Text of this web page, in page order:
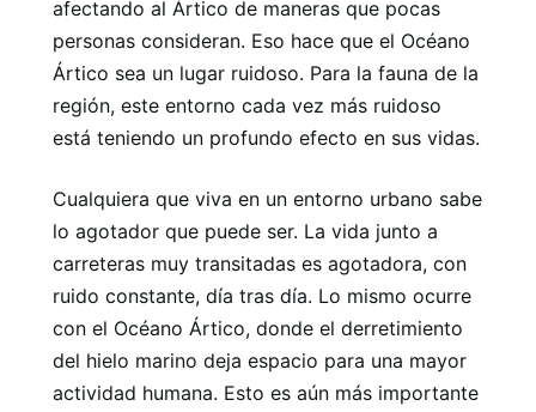
afectando al Ártico de maneras que pocas
personas consideran. Eso hace que el Océano
Ártico sea un lugar ruidoso. Para la fauna de la
región, este entorno cada vez más ruidoso
está teniendo un profundo efecto en sus vidas.
Cualquiera que viva en un entorno urbano sabe
lo agotador que puede ser. La vida junto a
carreteras muy transitadas es agotadora, con
ruido constante, día tras día. Lo mismo ocurre
con el Océano Ártico, donde el derretimiento
del hielo marino deja espacio para una mayor
actividad humana. Esto es aún más importante